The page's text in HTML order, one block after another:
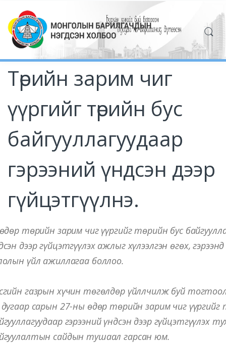
Төрийн зарим чиг
үүргийг төрийн бус
байгууллагуудаар
гэрээний үндсэн дээр
гүйцэтгүүлнэ.
төрийн зарим чиг үүргийг төрийн бус
дээр гүйцэтгүүлэх ажлыг хүлээлгэн өгөх,
үйл ажиллагаа боллоо.
газрын хүчин төгөлдөр үйллчилж буй
сарын 27-ны өдөр төрийн зарим чиг үүргийг
гэрээний үндсэн дээр гүйцэтгүүлэх
сайдын тушаал гарсан юм.